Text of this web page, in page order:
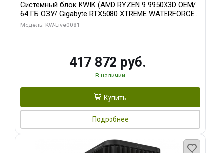
Системный блок KWIK (AMD RYZEN 9 9950X3D OEM/
64 ГБ ОЗУ/ Gigabyte RTX5080 XTREME WATERFORCE
16GB GDDR7 256bit/ 1 ТБ SSD)
Модель: KW-Live0081
417 872 руб.
В наличии
Купить
Подробнее